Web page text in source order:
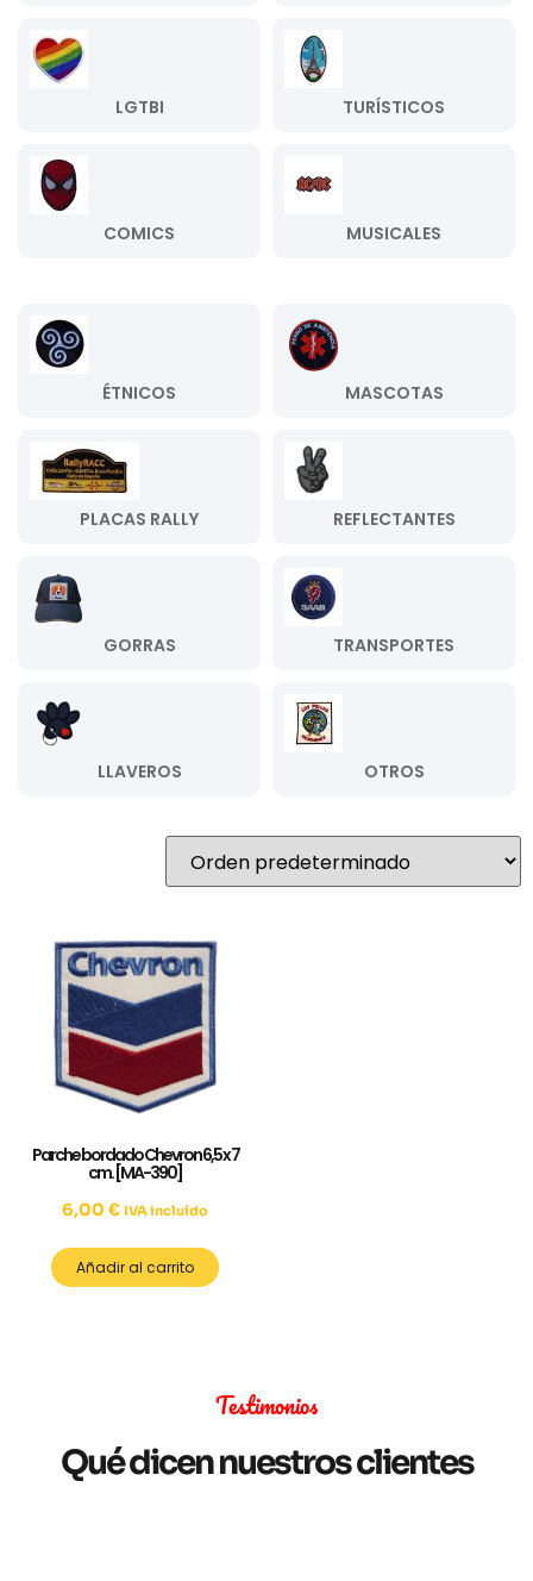
LGTBI TURÍSTICOS
COMICS MUSICALES
ÉTNICOS MASCOTAS
PLACAS RALLY REFLECTANTES
GORRAS TRANSPORTES
LLAVEROS OTROS
Parche bordado Chevron 6,5 x 7
cm. [MA-390]
6,00 € IVA incluído
Añadir al carrito
Testimonios
Qué dicen nuestros clientes